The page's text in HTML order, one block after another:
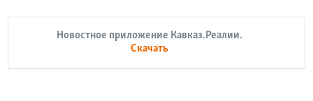
Новостное приложение Кавказ.Реалии.
Скачать